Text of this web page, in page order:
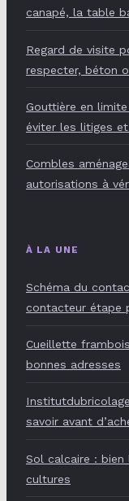
canapé, la table
Regard de visite
respecter, béton
Gouttière en
éviter les litiges
Combles
autorisations à
À LA UNE
Schéma du
contacteur étape
Cueillette
bonnes adresses
savoir avant
Sol calcaire : bien
cultures